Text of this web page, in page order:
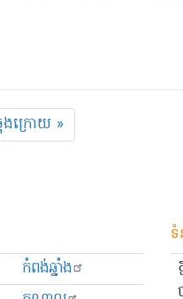
ក្រោយ »
កំពង់ឆ្នាំង
ទំ